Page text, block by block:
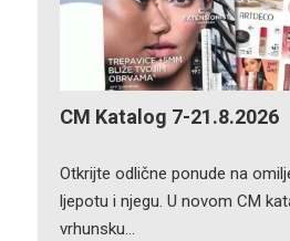
CM Katalog 7-21.8.2026
Otkrijte odlične ponude na
ljepotu i njegu. U novom CM
vrhunsku…